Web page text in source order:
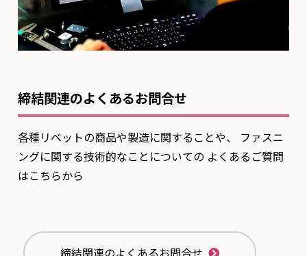
締結関連のよくあるお問合せ
各種リベットの商品や製造に関することや、
ファスニ
ングに関する技術的なことについての よくあるご質問
はこちらから
締結関連のよくあるお問合せ